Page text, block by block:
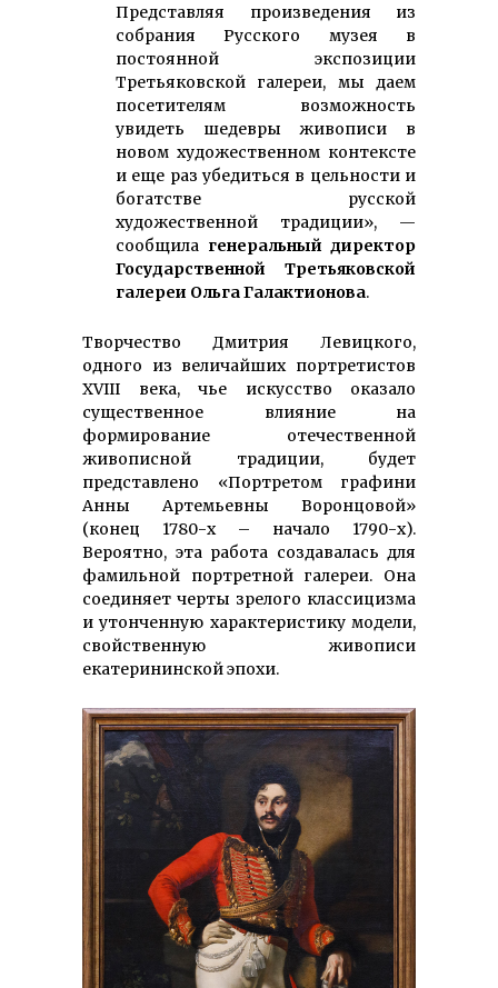
Представляя произведения из
собрания Русского музея в
постоянной экспозиции
Третьяковской галереи, мы даем
посетителям возможность
увидеть шедевры живописи в
новом художественном контексте
и еще раз убедиться в цельности и
богатстве русской
художественной традиции», —
сообщила генеральный директор
Государственной Третьяковской
галереи Ольга Галактионова.
Творчество Дмитрия Левицкого,
одного из величайших портретистов
XVIII века, чье искусство оказало
существенное влияние на
формирование отечественной
живописной традиции, будет
представлено «Портретом графини
Анны Артемьевны Воронцовой»
(конец 1780-х – начало 1790-х).
Вероятно, эта работа создавалась для
фамильной портретной галереи. Она
соединяет черты зрелого классицизма
и утонченную характеристику модели,
свойственную живописи
екатерининской эпохи.